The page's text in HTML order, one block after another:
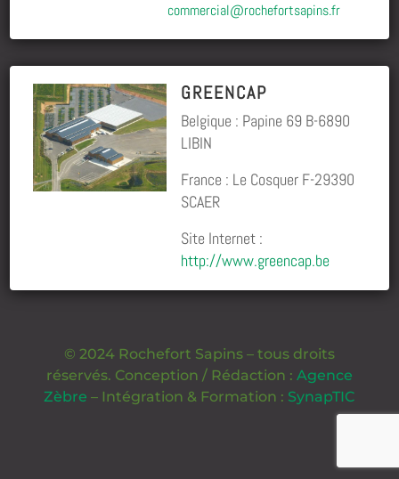
commercial@rochefortsapins.fr
GREENCAP
Belgique : Papine 69 B-6890
LIBIN
France : Le Cosquer F-29390
SCAER
Site Internet :
http://www.greencap.be
© 2024 Rochefort Sapins – tous droits
réservés. Conception / Rédaction : Agence
Zèbre – Intégration & Formation : SynapTIC